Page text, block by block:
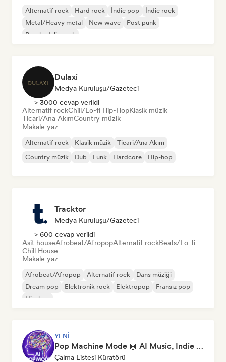
Alternatif rock Hard rock İndie pop
İndie rock
Metal/Heavy metal
New wave
Post punk
Psychedelic rock
Dulaxi
Medya Kuruluşu/Gazeteci
> 3000 cevap verildi
Alternatif rockChill/Lo-fi Hip-HopKlasik müzik
Ticari/Ana AkımCountry müzik
Makale yaz
Alternatif rock Klasik müzik
Ticari/Ana Akım
Country müzik
Dub Funk Hardcore Hip-hop
Tracktor
Medya Kuruluşu/Gazeteci
> 600 cevap verildi
Asit houseAfrobeat/AfropopAlternatif rockBeats/Lo-fi
Chill House
Makale yaz
Afrobeat/Afropop Alternatif rock
Dans müziği
Dream pop
Elektronik rock Elektropop
Fransız pop
Hip-hop
YENI
Pop Machine Mode 🤖 AI Music, Indie Pop & Dream Pop
Çalma Listesi Küratörü